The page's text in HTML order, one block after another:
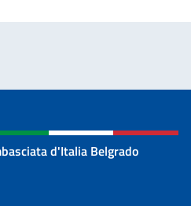
d'Italia Belgrado